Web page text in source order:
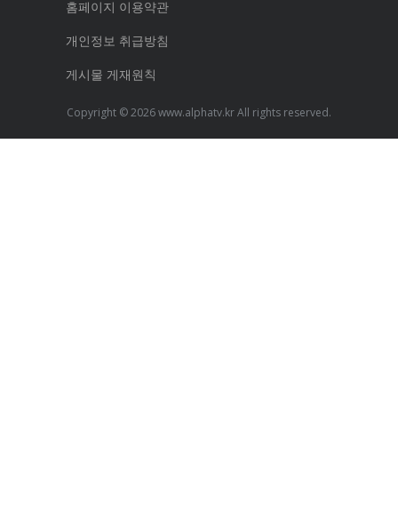
홈페이지 이용약관
개인정보 취급방침
게시물 게재원칙
Copyright © 2026 www.alphatv.kr All rights reserved.